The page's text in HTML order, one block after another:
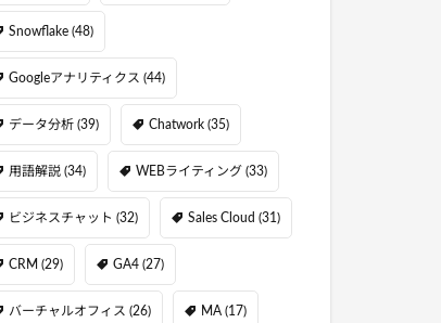
Snowflake (48)
Googleアナリティクス (44)
データ分析 (39) Chatwork (35)
用語解説 (34) WEBライティング (33)
ビジネスチャット (32) Sales Cloud (31)
CRM (29) GA4 (27)
バーチャルオフィス (26) MA (17)